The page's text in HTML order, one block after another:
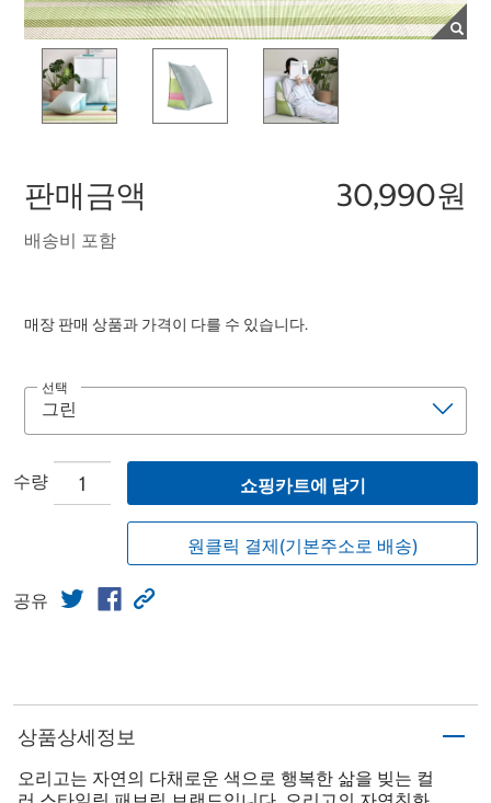
판매금액 30,990원
배송비 포함
매장 판매 상품과 가격이 다를 수 있습니다.
선택
수량 쇼핑카트에 담기
원클릭 결제(기본주소로 배송)
공유
상품상세정보
오리고는 자연의 다채로운 색으로 행복한 삶을 빚는 컬